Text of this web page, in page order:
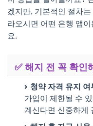
겠지만, 기본적인 절차
라오시면 어떤 은행 앱
요.
✅ 해지 전 꼭 확인
청약 자격 유지 여
가입이 제한될 수
계신다면 신중하게